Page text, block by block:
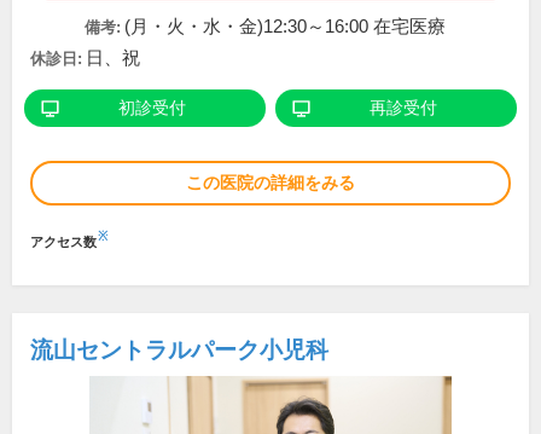
備考: (月・火・水・金)12:30～16:00 在宅医療
休診日: 日、祝
初診受付 再診受付
この医院の詳細をみる
アクセス数※
流山セントラルパーク小児科